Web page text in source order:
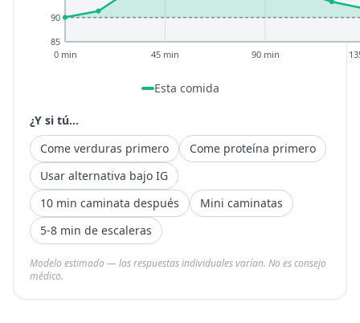
85
90
0 min 45 min 90 min
Esta comida
¿Y si tú...
Come verduras primero
Come proteína primero
Usar alternativa bajo IG
10 min caminata después
Mini caminatas
5-8 min de escaleras
Modelo estimado — las respuestas individuales varían. No es consejo
médico.